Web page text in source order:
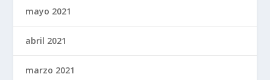
mayo 2021
abril 2021
marzo 2021